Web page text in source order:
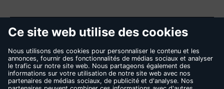
REVENIR
CONTACT